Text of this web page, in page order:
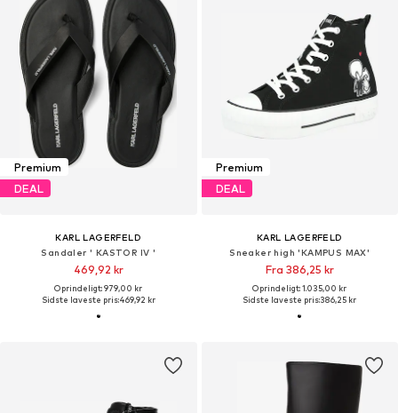
Premium
DEAL
KARL LAGERFELD
Sandaler ' KASTOR IV '
469,92 kr
Oprindeligt: 979,00 kr
Sidste laveste pris:469,92 kr
Premium
DEAL
KARL LAGERFELD
Sneaker high 'KAMPUS MAX'
Fra 386,25 kr
Oprindeligt: 1.035,00 kr
Sidste laveste pris:386,25 kr